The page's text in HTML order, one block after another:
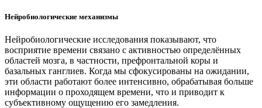
Нейробиологические механизмы
Нейробиологические исследования показывают, что
восприятие времени связано с активностью определённых
областей мозга, в частности, префронтальной коры и
базальных ганглиев. Когда мы сфокусированы на ожидании,
эти области работают более интенсивно, обрабатывая больше
информации о проходящем времени, что и приводит к
субъективному ощущению его замедления.